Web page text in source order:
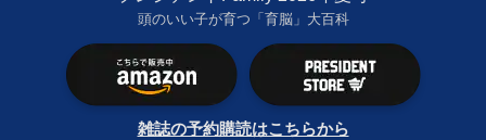
頭のいい子が育つ「育脳」大百科
雑誌の予約購読はこちらから